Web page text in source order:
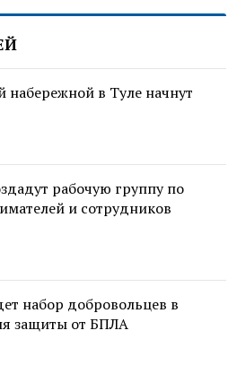
набережной в Туле начнут
рабочую группу по
и сотрудников
набор добровольцев в
защиты от БПЛА